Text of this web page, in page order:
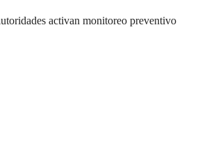
activan monitoreo preventivo